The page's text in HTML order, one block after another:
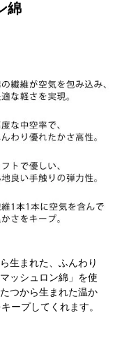
綿
生まれた、ふんわり
ッシュロン綿」を使
つから生まれた温か
ープしてくれます。